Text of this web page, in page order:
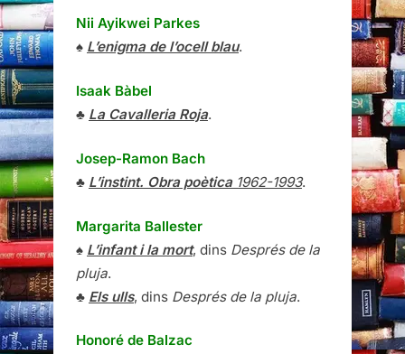
Nii Ayikwei Parkes
♠ L’enigma de l’ocell blau.
Isaak Bàbel
♣ La Cavalleria Roja.
Josep-Ramon Bach
♣ L’instint. Obra poètica1962-1993.
Margarita Ballester
♠ L’infant i la mort, dins Després de la
pluja.
♣ Els ulls, dins Després de la pluja.
Honoré de Balzac